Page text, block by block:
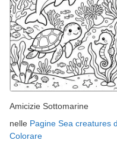
Amicizie Sottomarine
nelle Pagine Sea creatures
Colorare